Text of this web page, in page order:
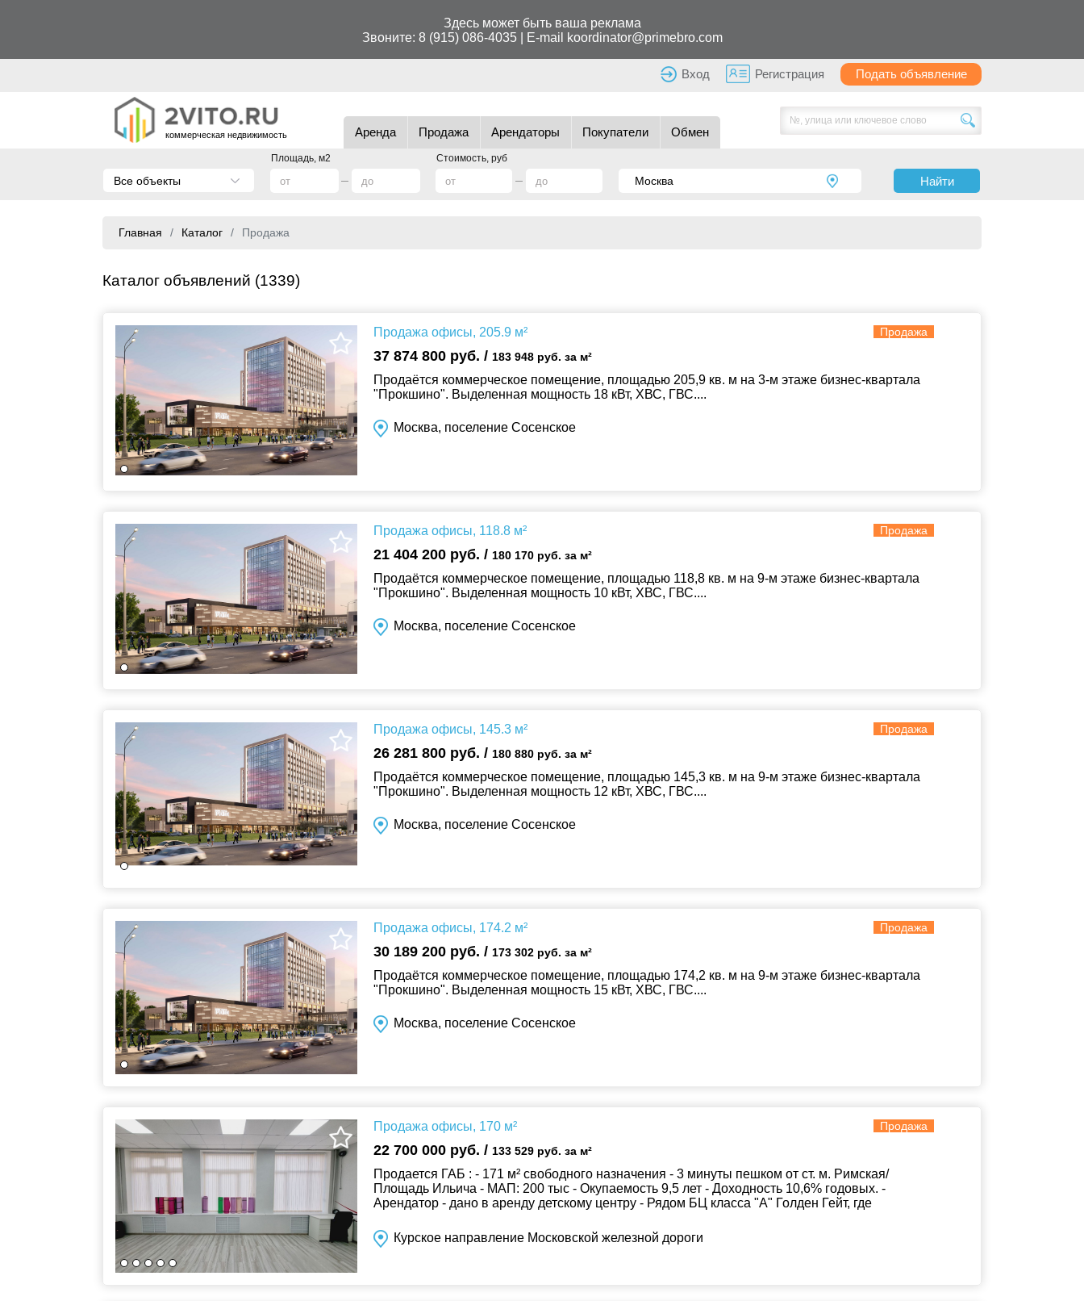
Здесь может быть ваша реклама
Звоните: 8 (915) 086-4035| E-mail koordinator@primebro.com
Вход Регистрация Подать объявление
коммерческая недвижимость Аренда Продажа Арендаторы Покупатели Обмен
Площадь, м2 Стоимость, руб
Все объекты Найти
Главная Каталог Продажа
Каталог объявлений (1339)
Продажа офисы, 205.9 м² Продажа
37 874 800 руб. / 183 948 руб. за м²
Продаётся коммерческое помещение, площадью 205,9 кв. м на 3-м этаже бизнес-квартала
"Прокшино". Выделенная мощность 18 кВт, ХВС, ГВС....
Москва, поселение Сосенское
Продажа офисы, 118.8 м² Продажа
21 404 200 руб. / 180 170 руб. за м²
Продаётся коммерческое помещение, площадью 118,8 кв. м на 9-м этаже бизнес-квартала
"Прокшино". Выделенная мощность 10 кВт, ХВС, ГВС....
Москва, поселение Сосенское
Продажа офисы, 145.3 м² Продажа
26 281 800 руб. / 180 880 руб. за м²
Продаётся коммерческое помещение, площадью 145,3 кв. м на 9-м этаже бизнес-квартала
"Прокшино". Выделенная мощность 12 кВт, ХВС, ГВС....
Москва, поселение Сосенское
Продажа офисы, 174.2 м² Продажа
30 189 200 руб. / 173 302 руб. за м²
Продаётся коммерческое помещение, площадью 174,2 кв. м на 9-м этаже бизнес-квартала
"Прокшино". Выделенная мощность 15 кВт, ХВС, ГВС....
Москва, поселение Сосенское
Продажа офисы, 170 м² Продажа
22 700 000 руб. / 133 529 руб. за м²
Продается ГАБ : - 171 м² свободного назначения - 3 минуты пешком от ст. м. Римская/
Площадь Ильича - МАП: 200 тыс - Окупаемость 9,5 лет - Доходность 10,6% годовых. -
Арендатор - дано в аренду детскому центру - Рядом БЦ класса "А" Голден Гейт, где
Курское направление Московской железной дороги